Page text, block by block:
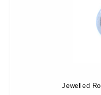
Jewelled